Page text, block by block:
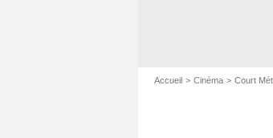
Accueil Cinéma Court